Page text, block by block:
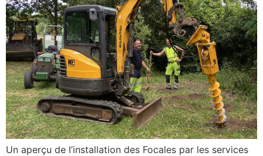
Un aperçu de l’installation des Focales par les services